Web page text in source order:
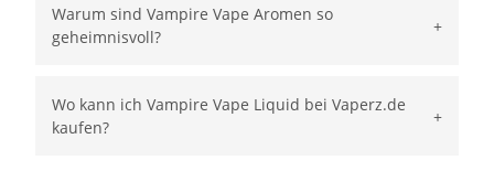
Warum sind Vampire Vape Aromen so
geheimnisvoll?
Wo kann ich Vampire Vape Liquid bei Vaperz.de
kaufen?